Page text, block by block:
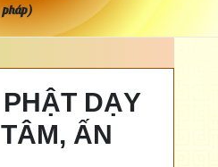
pháp)
DẠY
ẤN